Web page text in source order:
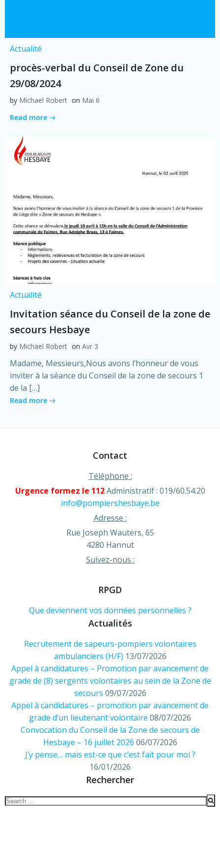
Actualité
procès-verbal du Conseil de Zone du
29/08/2024
by Michael Robert on Mai 6
Read more
Actualité
Invitation séance du Conseil de la zone de
secours Hesbaye
by Michael Robert on Avr 3
Madame, Messieurs,Nous avons l’honneur de vous
inviter à la séance du Conseil de la zone de secours 1
de la […]
Read more
Contact
Téléphone :
Urgence formez le 112Administratif : 019/60.54.20
info@pompiershesbaye.be
Adresse :
Rue Joseph Wauters, 65
4280 Hannut
Suivez-nous :
RPGD
Que deviennent vos données personnelles ?
Actualités
Recrutement de sapeurs-pompiers volontaires
ambulanciers (H/F) 13/07/2026
Appel à candidatures – Promotion par avancement de
grade de (8) sergents volontaires au sein de la Zone de
secours 09/07/2026
Appel à candidatures – promotion par avancement de
grade d’un lieutenant volontaire 08/07/2026
Convocation du Conseil de la Zone de secours de
Hesbaye – 16 juillet 2026 06/07/2026
J’y pense… mais est-ce que c’est fait pour moi ?
16/01/2026
Rechercher
Search